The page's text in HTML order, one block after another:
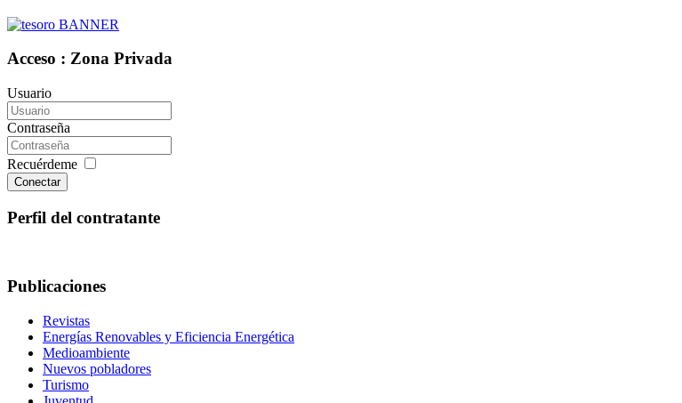
Acceso : Zona Privada
Usuario
Contraseña
Recuérdeme
Conectar
Perfil del contratante
Publicaciones
Revistas
Energías Renovables y Eficiencia Energética
Medioambiente
Nuevos pobladores
Turismo